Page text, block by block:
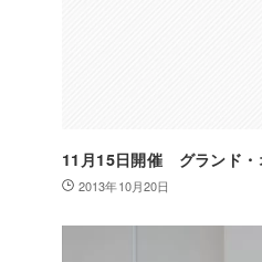
11月15日開催 グランド・
2013年10月20日